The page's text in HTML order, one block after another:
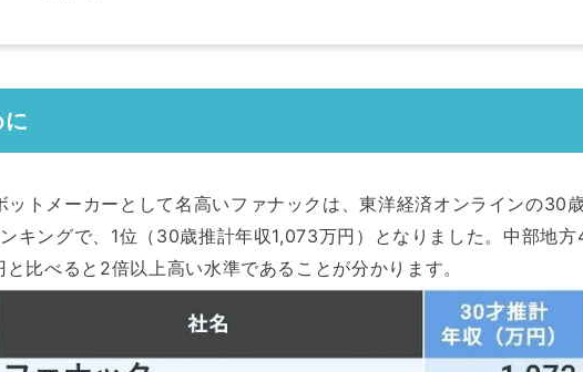
ットメーカーとして名高いファナックは、東洋経済オンラインの30
キングで、1位（30歳推計年収1,073万円）となりました。中部地
比べると2倍以上高い水準であることが分かります。